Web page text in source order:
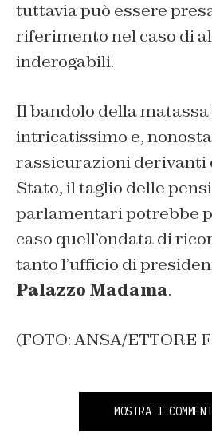
tuttavia può essere
riferimento nel caso di
inderogabili.
Il bandolo della
intricatissimo e,
rassicurazioni derivanti
Stato, il taglio delle
parlamentari potrebbe
caso quell’ondata di
tanto l’ufficio di
Palazzo Madama.
(FOTO: ANSA/ETTORE
MOSTRA I